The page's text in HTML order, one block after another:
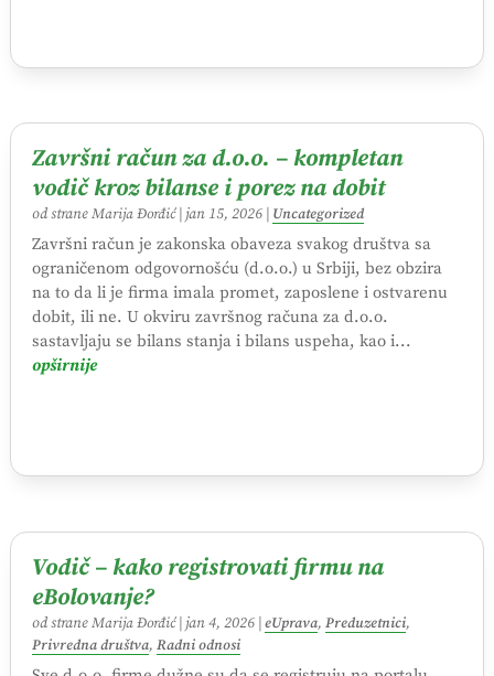
Završni račun za d.o.o. – kompletan
vodič kroz bilanse i porez na dobit
od straneMarija Đorđić| jan 15, 2026| Uncategorized
Završni račun je zakonska obaveza svakog društva sa
ograničenom odgovornošću (d.o.o.) u Srbiji, bez obzira
na to da li je firma imala promet, zaposlene i ostvarenu
dobit, ili ne. U okviru završnog računa za d.o.o.
sastavljaju se bilans stanja i bilans uspeha, kao i...
opširnije
Vodič – kako registrovati firmu na
eBolovanje?
od straneMarija Đorđić| jan 4, 2026| eUprava, Preduzetnici,
Privredna društva, Radni odnosi